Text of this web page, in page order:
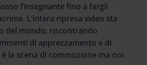
l’insegnante fino a fargli
L’intera ripresa video sta
del mondo, riscontrando
di apprezzamento e di
la scena di commozione ma noi